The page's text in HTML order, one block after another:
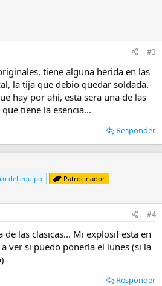
#3
tiene alguna herida en las
la tija que debio quedar soldada.
hay por ahi, esta sera una de las
tiene la esencia...
Responder
del equipo
Patrocinador
#4
de las clasicas... Mi explosif esta en
ver si puedo ponerla el lunes (si la
Responder